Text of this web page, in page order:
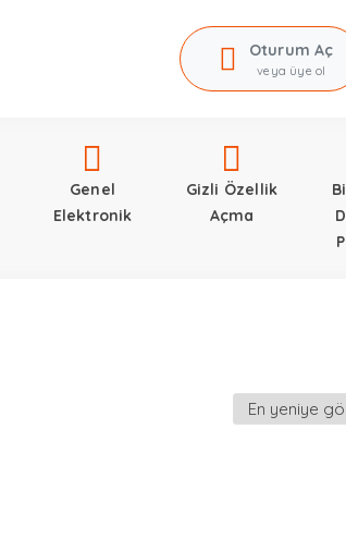
Oturum Aç
veya üye ol
Genel
Elektronik
Gizli Özellik
Açma